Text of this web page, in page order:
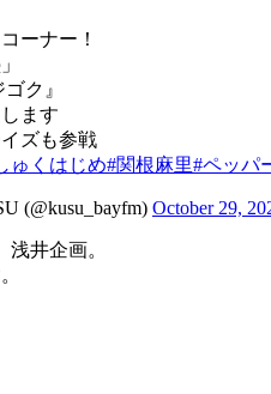
ーナー！
ク』
ます
ズも参戦
ゅくはじめ#関根麻里#ペッパ
(@kusu_bayfm) October 29,
井企画。